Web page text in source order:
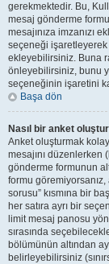
gerekmektedir. Bu,
mesaj gönderme
mesajınıza imzanızı
seçeneği işaretleyerek
ekleyebilirsiniz. Buna
önleyebilirsiniz, bunu
seçeneğinin işaretini
Başa dön
Nasıl bir anket
Anket oluşturmak
mesajını düzenlerken
gönderme formunun
formu
sorusu” kısmına bir
her satıra ayrı bir
limit mesaj panosu
sırasında
bölümünün altından
belirleyebilirsiniz